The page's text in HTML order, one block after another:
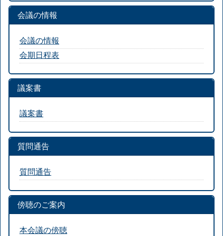
会議の情報
会議の情報
会期日程表
議案書
議案書
質問通告
質問通告
傍聴のご案内
本会議の傍聴